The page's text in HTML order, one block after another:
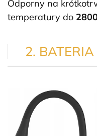
Odporny na
temperatury do
2. BATERIA